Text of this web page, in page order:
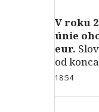
V roku
únie
eur.
od
18:54